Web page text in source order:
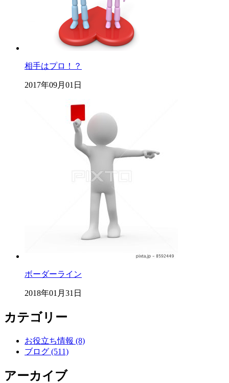
相手はプロ！？
2017年09月01日
ボーダーライン
2018年01月31日
カテゴリー
お役立ち情報 (8)
ブログ (511)
アーカイブ